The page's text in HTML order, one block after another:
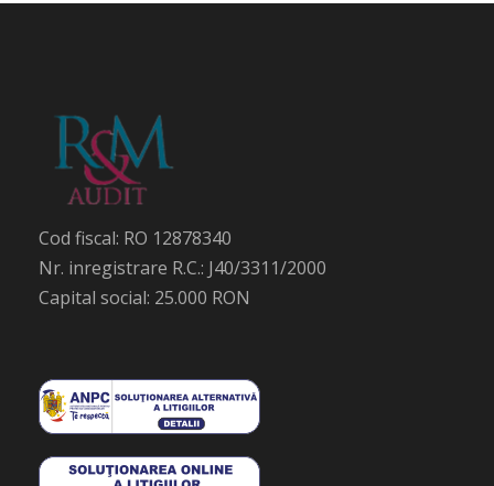
Cod fiscal: RO 12878340
Nr. inregistrare R.C.: J40/3311/2000
Capital social: 25.000 RON